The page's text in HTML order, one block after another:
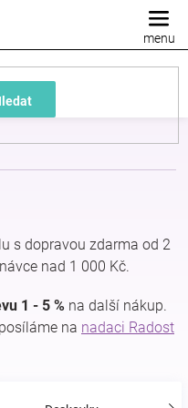
s dopravou zdarma od 2
nad 1 000 Kč.
1 - 5 % na další nákup.
posíláme na nadaci Radost